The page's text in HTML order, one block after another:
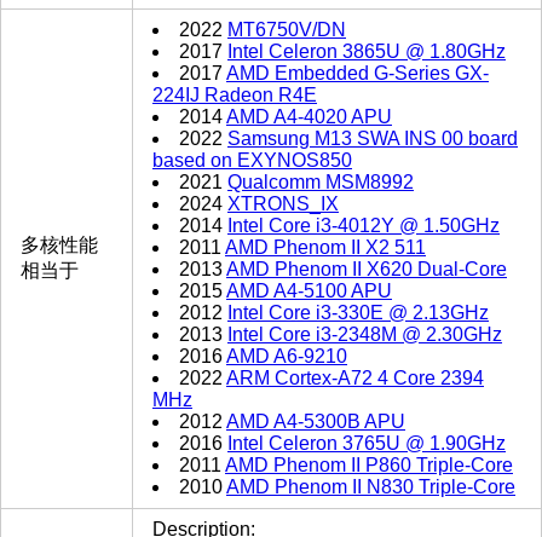
多核性能
相当于
2022 MT6750V/DN
2017 Intel Celeron 3865U @ 1.80GHz
2017AMD Embedded G-Series GX-
224IJ Radeon R4E
2014AMD A4-4020 APU
2022 Samsung M13 SWA INS 00 board
based on EXYNOS850
2021 Qualcomm MSM8992
2024 XTRONS_IX
2014 Intel Core i3-4012Y @ 1.50GHz
2011AMD Phenom II X2 511
2013AMD Phenom II X620 Dual-Core
2015AMD A4-5100 APU
2012 Intel Core i3-330E @ 2.13GHz
2013 Intel Core i3-2348M @ 2.30GHz
2016AMD A6-9210
2022ARM Cortex-A72 4 Core 2394
MHz
2012AMD A4-5300B APU
2016 Intel Celeron 3765U @ 1.90GHz
2011AMD Phenom II P860 Triple-Core
2010AMD Phenom II N830 Triple-Core
Description: